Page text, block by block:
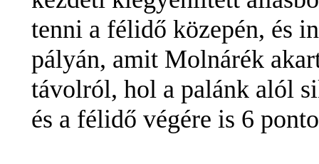
tenni a félidő közepén, és
pályán, amit Molnárék
távolról, hol a palánk alól
és a félidő végére is 6